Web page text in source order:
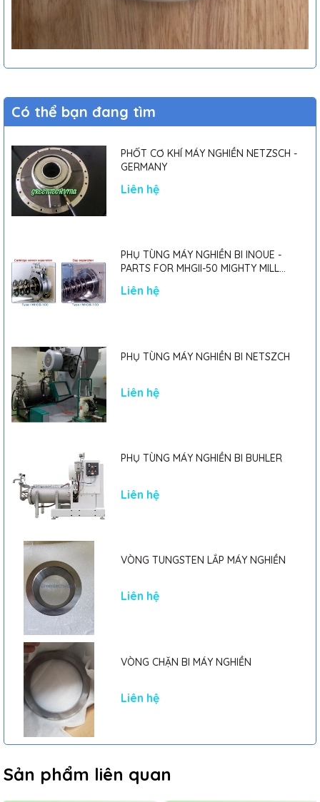
Có thể bạn đang tìm
PHỐT CƠ KHÍ MÁY NGHIỀN NETZSCH -
GERMANY
Liên hệ
PHỤ TÙNG MÁY NGHIỀN BI INOUE -
PARTS FOR MHGII-50 MIGHTY MILL
Liên hệ
PHỤ TÙNG MÁY NGHIỀN BI NETSZCH
Liên hệ
PHỤ TÙNG MÁY NGHIỀN BI BUHLER
Liên hệ
VÒNG TUNGSTEN LẮP MÁY NGHIỀN
Liên hệ
VÒNG CHẶN BI MÁY NGHIỀN
Liên hệ
Sản phẩm liên quan